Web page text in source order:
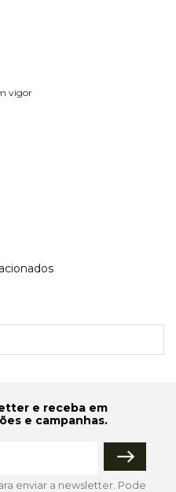
vigor
e receba em
e campanhas.
enviar a newsletter. Pode